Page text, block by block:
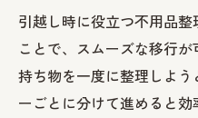
ン
危険物の安全な
不用品の運搬中
策
引越し時に役立つ不用品
ことで、スムーズな移行
持ち物を一度に整理しよ
ーごとに分けて進めると